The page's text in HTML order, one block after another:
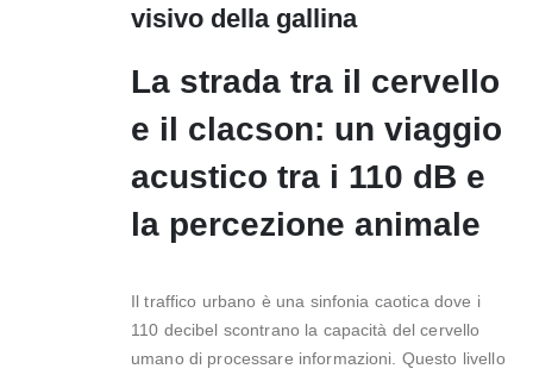
visivo della gallina
La strada tra il cervello
e il clacson: un viaggio
acustico tra i 110 dB e
la percezione animale
Il traffico urbano è una sinfonia caotica dove i
110 decibel scontrano la capacità del cervello
umano di processare informazioni. Questo livello